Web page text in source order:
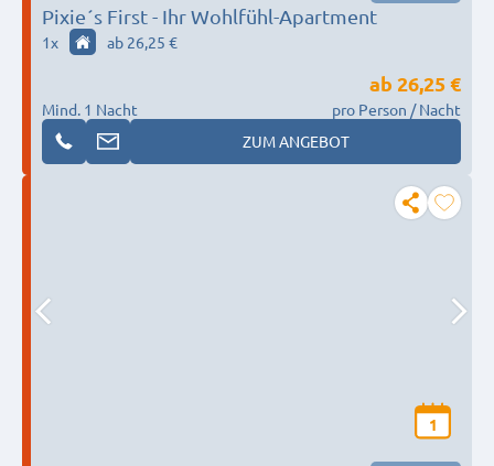
Pixie´s First - Ihr Wohlfühl-Apartment
1x ab 26,25 €
Mind. 1 Nacht
ab 26,25 €
pro Person / Nacht
ZUM ANGEBOT
1